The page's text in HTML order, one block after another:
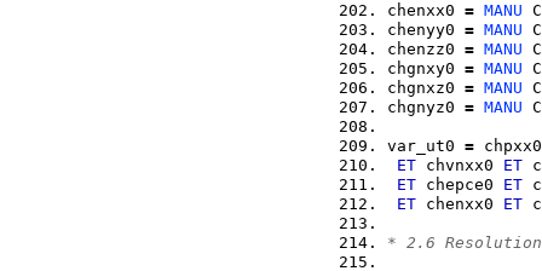
chenxx0 = MANU
chenyy0 = MANU
chenzz0 = MANU
chgnxy0 = MANU
chgnxz0 = MANU
chgnyz0 = MANU
var_ut0 =
ET chvnxx0 ET
ET chepce0 ET
ET chenxx0 ET
* 2.6 Resolution